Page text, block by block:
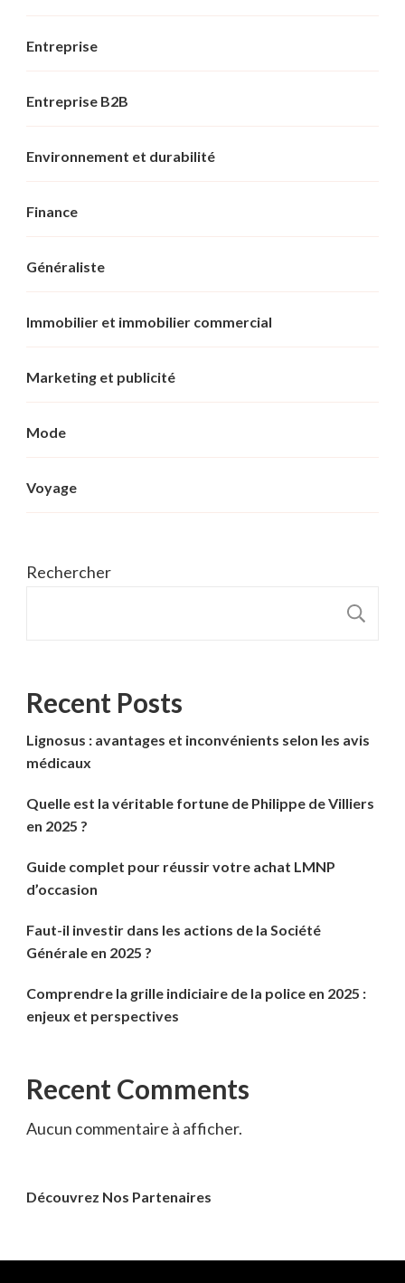
Entreprise
Entreprise B2B
Environnement et durabilité
Finance
Généraliste
Immobilier et immobilier commercial
Marketing et publicité
Mode
Voyage
Rechercher
Recent Posts
Lignosus : avantages et inconvénients selon les avis
médicaux
Quelle est la véritable fortune de Philippe de Villiers
en 2025 ?
Guide complet pour réussir votre achat LMNP
d’occasion
Faut-il investir dans les actions de la Société
Générale en 2025 ?
Comprendre la grille indiciaire de la police en 2025 :
enjeux et perspectives
Recent Comments
Aucun commentaire à afficher.
Découvrez Nos Partenaires